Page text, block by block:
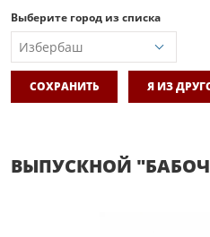
Выберите город из списка
СОХРАНИТЬ Я ИЗ
ВЫПУСКНОЙ